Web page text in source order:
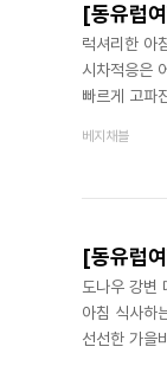
[동유럽
럭셔리한
시차적응은
빠르게 고파
침식사와
Passage
베지채블
[동유럽
도나우 강변
아침 식사하
선선한 가을